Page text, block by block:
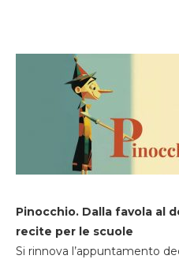
Pinocchio. Dalla favola al
recite per le scuole
Si rinnova l’appuntamento